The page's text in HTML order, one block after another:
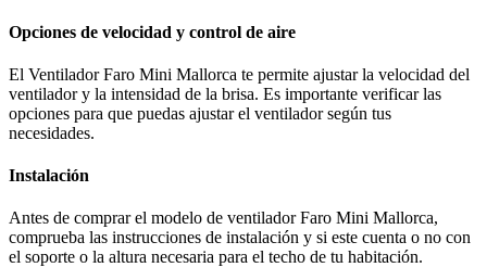
Opciones de velocidad y control de aire
El Ventilador Faro Mini Mallorca te permite ajustar la velocidad del
ventilador y la intensidad de la brisa. Es importante verificar las
opciones para que puedas ajustar el ventilador según tus
necesidades.
Instalación
Antes de comprar el modelo de ventilador Faro Mini Mallorca,
comprueba las instrucciones de instalación y si este cuenta o no con
el soporte o la altura necesaria para el techo de tu habitación.